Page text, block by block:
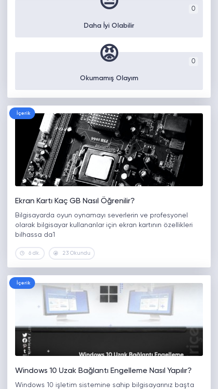
0
Daha İyi Olabilir
0
😡
Okumamış Olayım
İçerik
Ekran Kartı Kaç GB Nasıl Öğrenilir?
Bilgisayarda oyun oynamayı severlerin ve profesyonel
olarak bilgisayar kullananlar için ekran kartının özellikleri
bilhassa da1
6 dk. 23 Okundu
İçerik
Windows 10 Uzak Bağlantı Engelleme Nasıl Yapılır?
Windows 10 işletim sistemine sahip bilgisayarınız başta